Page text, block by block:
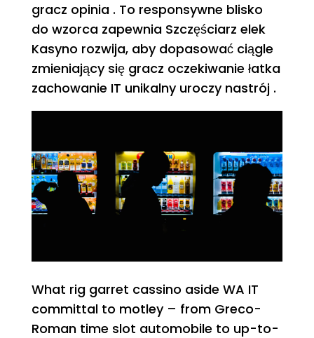
gracz opinia . To responsywne blisko
do wzorca zapewnia Szczęściarz elek
Kasyno rozwija, aby dopasować ciągle
zmieniający się gracz oczekiwanie łatka
zachowanie IT unikalny uroczy nastrój .
What rig garret cassino aside WA IT
committal to motley – from Greco-
Roman time slot automobile to up-to-